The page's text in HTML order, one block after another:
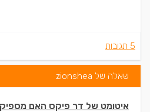
5 תגובות
שאלה של zionshea
איטומט של דר פיקס האם מספיק 2 שכבות